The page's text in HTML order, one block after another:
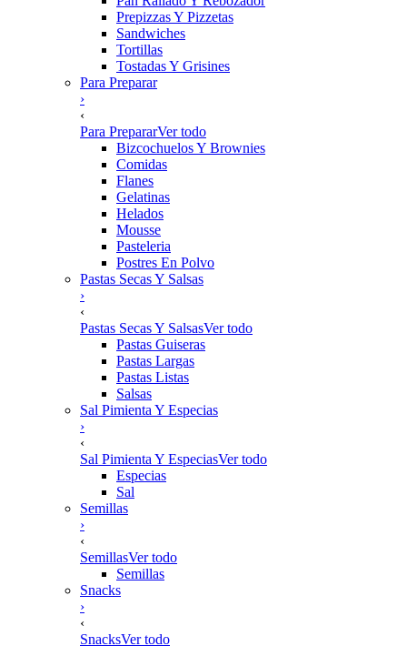
Prepizzas Y Pizzetas
Sandwiches
Tortillas
Tostadas Y Grisines
Para Preparar
›
‹
Para PrepararVer todo
Bizcochuelos Y Brownies
Comidas
Flanes
Gelatinas
Helados
Mousse
Pasteleria
Postres En Polvo
Pastas Secas Y Salsas
›
‹
Pastas Secas Y SalsasVer todo
Pastas Guiseras
Pastas Largas
Pastas Listas
Salsas
Sal Pimienta Y Especias
›
‹
Sal Pimienta Y EspeciasVer todo
Especias
Sal
Semillas
›
‹
SemillasVer todo
Semillas
Snacks
›
‹
SnacksVer todo